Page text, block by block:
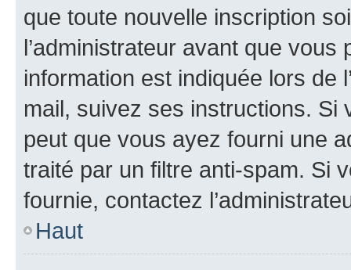
que toute nouvelle inscription
l’administrateur avant que
information est indiquée lors de
mail, suivez ses instructions. Si
peut que vous ayez fourni une
traité par un filtre anti-spam. Si
fournie, contactez
Haut